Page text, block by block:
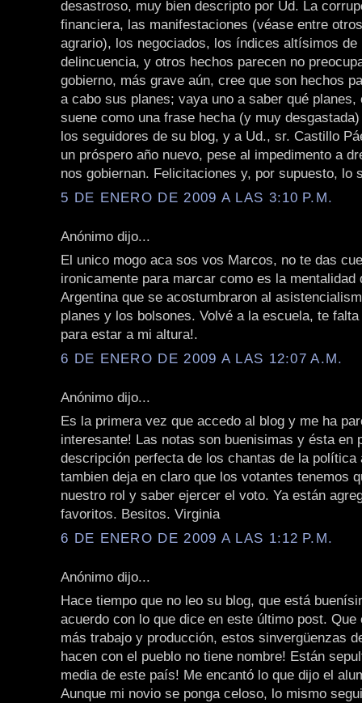
desastroso, muy bien descripto por Ud. La
financiera, las manifestaciones (véase entre
agrario), los negociados, los índices altísimos de
delincuencia, y otros hechos parecen no
gobierno, más grave aún, cree que son hechos
a cabo sus planes; vaya uno a saber qué planes,
suene como una frase hecha (y muy
los seguidores de su blog, y a Ud., sr. Castillo
un próspero año nuevo, pese al impedimento a
nos gobiernan. Felicitaciones y, por supuesto, lo
5 DE ENERO DE 2009 A LAS 3:10 P.M.
Anónimo dijo...
El unico mogo aca sos vos Marcos, no te das
ironicamente para marcar como es la mentalidad
Argentina que se acostumbraron al
planes y los bolsones. Volvé a la escuela, te
para estar a mi altura!.
6 DE ENERO DE 2009 A LAS 12:07 A.M.
Anónimo dijo...
Es la primera vez que accedo al blog y me ha
interesante! Las notas son buenisimas y ésta en
descripción perfecta de los chantas de la política
tambien deja en claro que los votantes tenemos
nuestro rol y saber ejercer el voto. Ya están
favoritos. Besitos. Virginia
6 DE ENERO DE 2009 A LAS 1:12 P.M.
Anónimo dijo...
Hace tiempo que no leo su blog, que está
acuerdo con lo que dice en este último post. Que
más trabajo y producción, estos sinvergüenzas
hacen con el pueblo no tiene nombre! Están
media de este país! Me encantó lo que dijo el
Aunque mi novio se ponga celoso, lo mismo